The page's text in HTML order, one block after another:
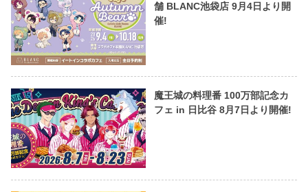
舗 BLANC池袋店 9月4日より開
催!
魔王城の料理番 100万部記念カ
フェ in 日比谷 8月7日より開催!